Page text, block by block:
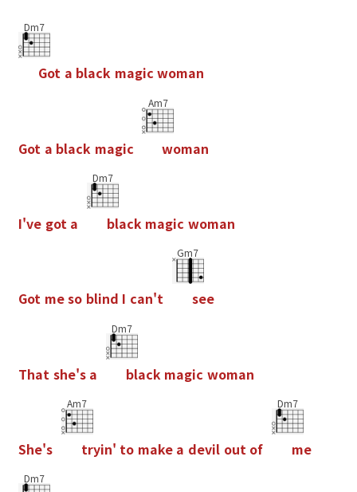
Dm7
Got a black magic woman
Got a black magic
Am7
woman
I've got a
Dm7
black magic woman
Got meso blind I can't
Gm7
see
That she's a
Dm7
black magic woman
She's
Am7
tryin' to make a devil out of
Dm7
me
Dm7